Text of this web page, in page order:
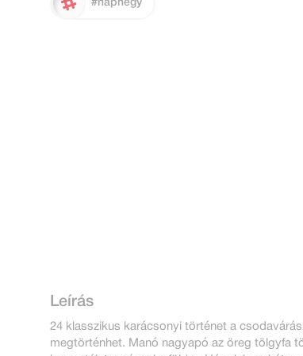
#naphegy
Leírás
24 klasszikus karácsonyi történet a
megtörténhet. Manó nagyapó az öreg tölgyfa